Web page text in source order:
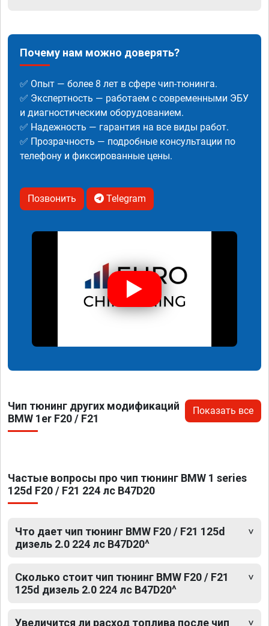
Почему нам можно доверять?
✅ Опыт — более 8 лет в сфере чип-тюнинга.
✅ Экспертность — работаем с современными ЭБУ
и диагностическим оборудованием.
✅ Надежность — гарантия на все виды работ.
✅ Прозрачность — подробные консультации по
телефону и фиксированные цены.
Позвонить Telegram
Чип тюнинг других модификаций
BMW 1er F20 / F21
Показать все
Частые вопросы про чип тюнинг BMW 1 series
125d F20 / F21 224 лс B47D20
Что дает чип тюнинг BMW F20 / F21 125d
дизель 2.0 224 лс B47D20^
Сколько стоит чип тюнинг BMW F20 / F21
125d дизель 2.0 224 лс B47D20^
Увеличится ли расход топлива после чип